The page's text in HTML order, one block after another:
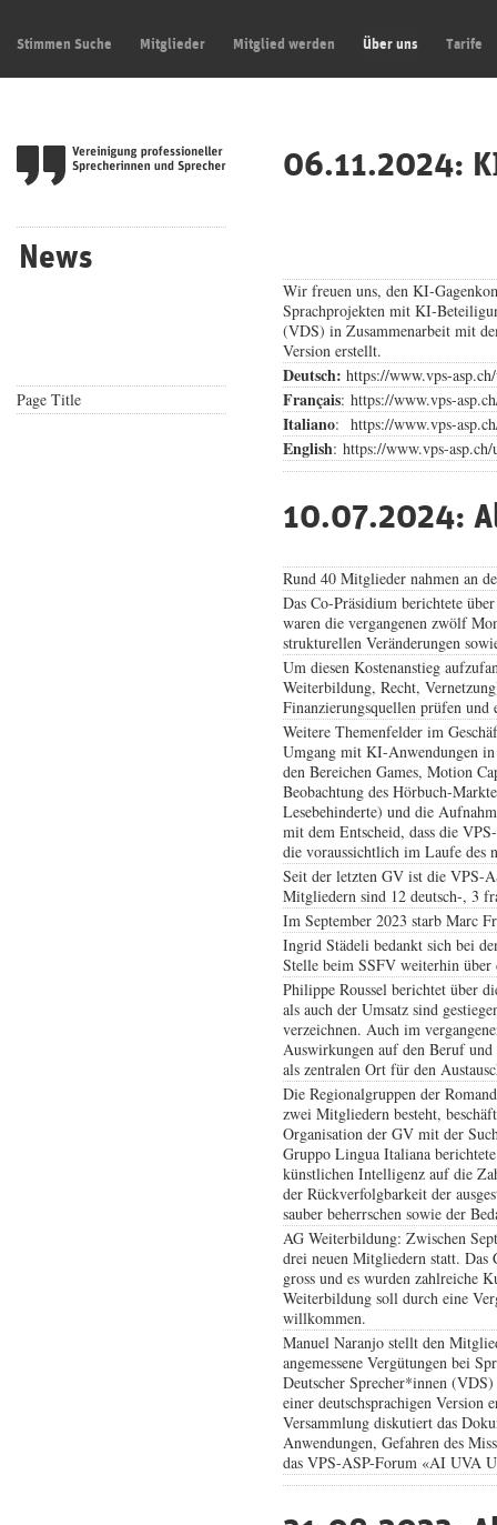
Stimmen Suche Mitglieder Mitglied werden Über uns Tarife
News
Page Title
06.11.2024:
Wir freuen uns, den KI-
Sprachprojekten mit KI-
(VDS) in Zusammenarbeit mit
Version erstellt.
Deutsch: https://www.vps-
Français: https://www.vps-
Italiano: https://www.vps-
English: https://www.vps-
10.07.2024:
Rund 40 Mitglieder nahmen an
Das Co-Präsidium berichtete
waren die vergangenen zwölf
strukturellen Veränderungen
Um diesen Kostenanstieg
Weiterbildung, Recht,
Finanzierungsquellen prüfen
Weitere Themenfelder im
Umgang mit KI-Anwendungen
den Bereichen Games, Motion
Beobachtung des Hörbuch-
Lesebehinderte) und die
mit dem Entscheid, dass die
die voraussichtlich im Laufe des
Seit der letzten GV ist die VPS-
Mitgliedern sind 12 deutsch-, 3
Im September 2023 starb Marc
Ingrid Städeli bedankt sich bei
Stelle beim SSFV weiterhin
Philippe Roussel berichtet über
als auch der Umsatz sind
verzeichnen. Auch im
Auswirkungen auf den Beruf
als zentralen Ort für den
Die Regionalgruppen der
zwei Mitgliedern besteht,
Organisation der GV mit der
Gruppo Lingua Italiana
künstlichen Intelligenz auf die
der Rückverfolgbarkeit der
sauber beherrschen sowie der
AG Weiterbildung: Zwischen
drei neuen Mitgliedern statt.
gross und es wurden zahlreiche
Weiterbildung soll durch eine
willkommen.
Manuel Naranjo stellt den
angemessene Vergütungen bei
Deutscher Sprecher*innen
einer deutschsprachigen
Versammlung diskutiert das
Anwendungen, Gefahren des
das VPS-ASP-Forum «AI UVA